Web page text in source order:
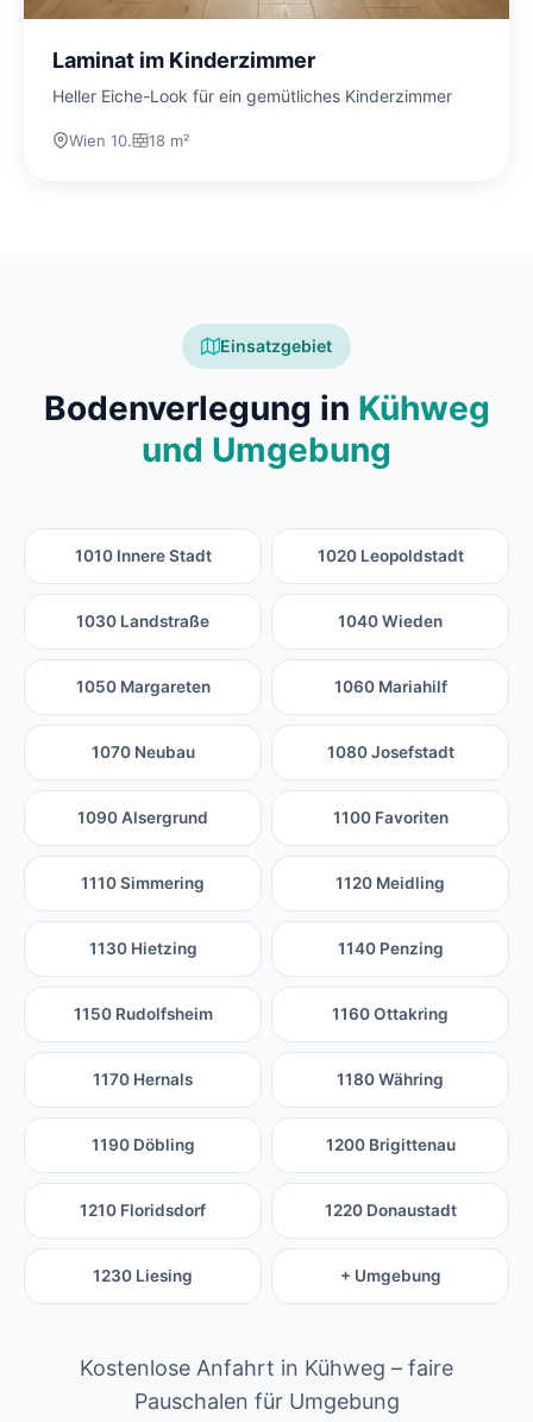
Laminat im Kinderzimmer
Heller Eiche-Look für ein gemütliches Kinderzimmer
Wien 10. 18 m²
Einsatzgebiet
Bodenverlegung in Kühweg
und Umgebung
1010 Innere Stadt 1020 Leopoldstadt
1030 Landstraße 1040 Wieden
1050 Margareten 1060 Mariahilf
1070 Neubau 1080 Josefstadt
1090 Alsergrund 1100 Favoriten
1110 Simmering 1120 Meidling
1130 Hietzing 1140 Penzing
1150 Rudolfsheim 1160 Ottakring
1170 Hernals 1180 Währing
1190 Döbling 1200 Brigittenau
1210 Floridsdorf 1220 Donaustadt
1230 Liesing + Umgebung
Kostenlose Anfahrt in Kühweg – faire
Pauschalen für Umgebung